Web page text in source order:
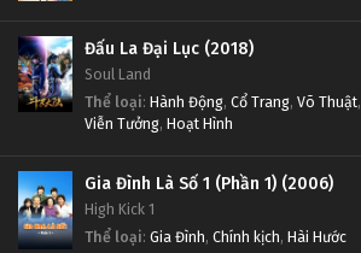
Đấu La Đại Lục (2018)
Soul Land
Thể loại: Hành Động, Cổ Trang, Võ Thuật,
Viễn Tưởng, Hoạt Hình
Gia Đình Là Số 1 (Phần 1) (2006)
High Kick 1
Thể loại: Gia Đình, Chính kịch, Hài Hước